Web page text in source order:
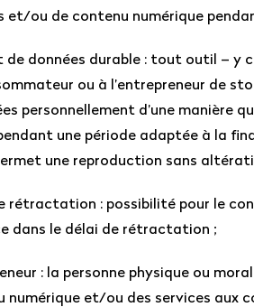
et/ou de contenu numérique
de données durable : tout outil – y
ou à l’entrepreneur de
personnellement d’une manière
une période adaptée à la
une reproduction sans
rétractation : possibilité pour le
dans le délai de rétractation ;
: la personne physique ou
numérique et/ou des services aux